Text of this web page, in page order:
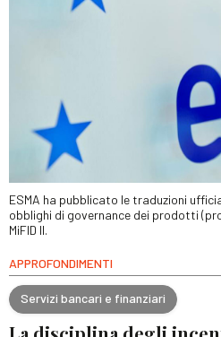
ESMA ha pubblicato le traduzioni
obblighi di governance dei prodotti
MiFID II.
APPROFONDIMENTI
Servizi bancari e finanziari